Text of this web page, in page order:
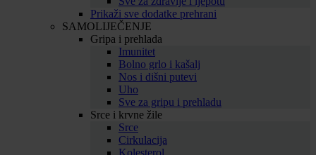
Prikaži sve dodatke prehrani
SAMOLIJEČENJE
Gripa i prehlada
Imunitet
Bolno grlo i kašalj
Nos i dišni putevi
Uho
Sve za gripu i prehladu
Srce i krvne žile
Srce
Cirkulacija
Kolesterol